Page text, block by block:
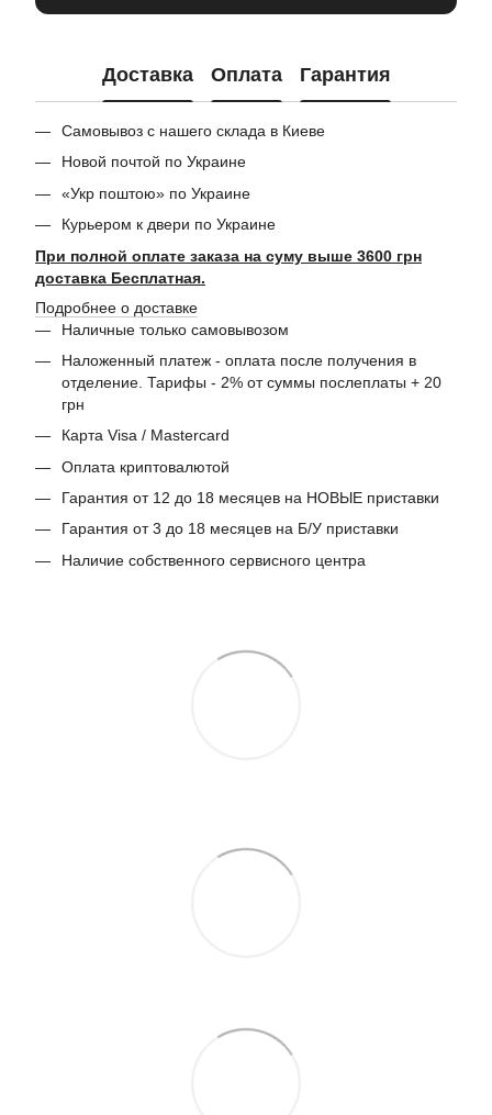
Доставка Оплата Гарантия
Самовывоз с нашего склада в Киеве
Новой почтой по Украине
«Укр поштою» по Украине
Курьером к двери по Украине
При полной оплате заказа на суму выше 3600 грн
доставка Бесплатная.
Подробнее о доставке
Наличные только самовывозом
Наложенный платеж - оплата после получения в
отделение. Тарифы - 2% от суммы послеплаты + 20
грн
Карта Visa / Mastercard
Оплата криптовалютой
Гарантия от 12 до 18 месяцев на НОВЫЕ приставки
Гарантия от 3 до 18 месяцев на Б/У приставки
Наличие собственного сервисного центра